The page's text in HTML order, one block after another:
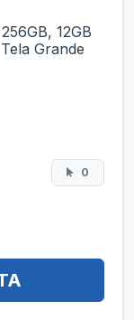
12GB
Grande
0